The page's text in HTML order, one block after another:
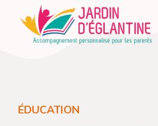
contenu
ÉDUCATION